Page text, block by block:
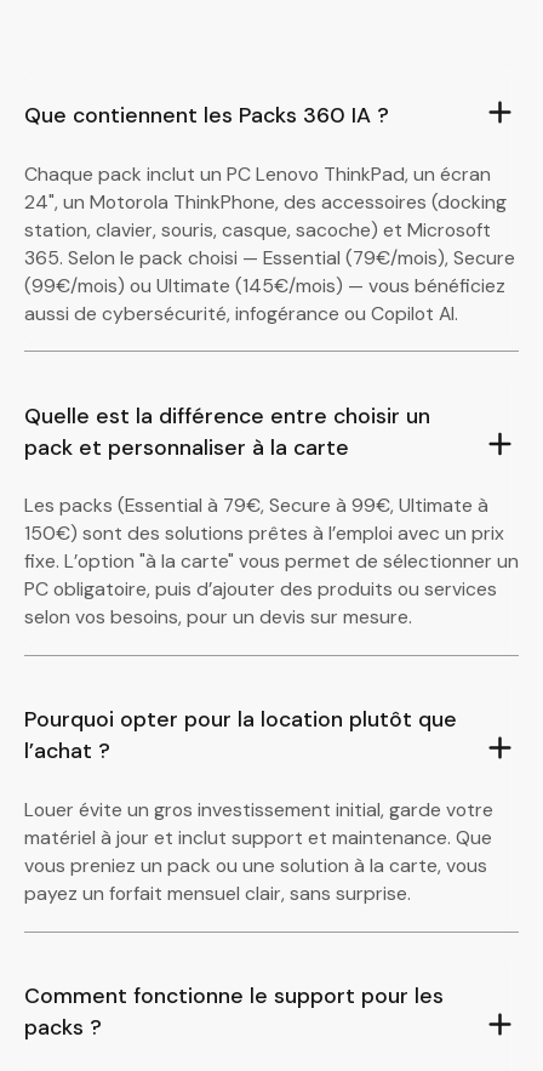
Que contiennent les Packs 360 IA ?
Chaque pack inclut un PC Lenovo ThinkPad, un écran
24", un Motorola ThinkPhone, des accessoires (docking
station, clavier, souris, casque, sacoche) et Microsoft
365. Selon le pack choisi — Essential (79€/mois), Secure
(99€/mois) ou Ultimate (145€/mois) — vous bénéficiez
aussi de cybersécurité, infogérance ou Copilot AI.
Quelle est la différence entre choisir un
pack et personnaliser à la carte
Les packs (Essential à 79€, Secure à 99€, Ultimate à
150€) sont des solutions prêtes à l’emploi avec un prix
fixe. L’option "à la carte" vous permet de sélectionner un
PC obligatoire, puis d’ajouter des produits ou services
selon vos besoins, pour un devis sur mesure.
Pourquoi opter pour la location plutôt que
l’achat ?
Louer évite un gros investissement initial, garde votre
matériel à jour et inclut support et maintenance. Que
vous preniez un pack ou une solution à la carte, vous
payez un forfait mensuel clair, sans surprise.
Comment fonctionne le support pour les
packs ?